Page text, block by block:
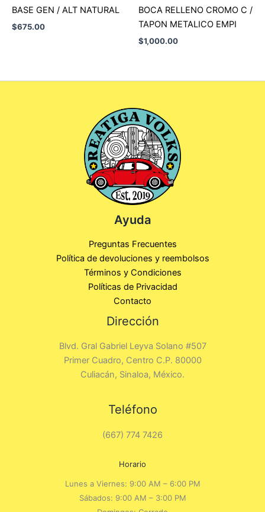
BASE GEN / ALT NATURAL
$675.00
BOCA RELLENO CROMO C /
TAPON METALICO EMPI
$1,000.00
Ayuda
Preguntas Frecuentes
Política de devoluciones y reembolsos
Términos y Condiciones
Políticas de Privacidad
Contacto
Dirección
Blvd. Gral Gabriel Leyva Solano #507
Primer Cuadro, Centro C.P. 80000
Culiacán, Sinaloa, México.
Teléfono
(667) 774 7426
Horario
Lunes a Viernes: 9:00 AM – 6:00 PM
Sábados: 9:00 AM – 3:00 PM